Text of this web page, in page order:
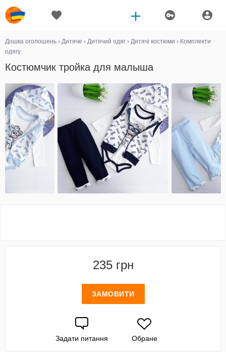
Дошка оголошень › Дитяче › Дитячий одяг › Дитячі костюми › Комплекти
одягу
Костюмчик тройка для малыша
235 грн
ЗАМОВИТИ
Задати питання Обране